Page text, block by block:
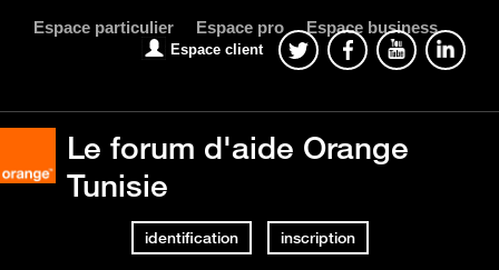
Espace particulier Espace pro Espace business
Espace client
Le forum d'aide Orange
Tunisie
identification inscription